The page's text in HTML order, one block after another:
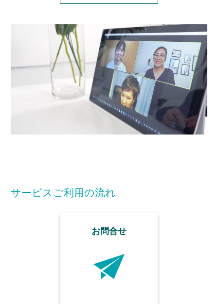
サービスご利用の流れ
お問合せ